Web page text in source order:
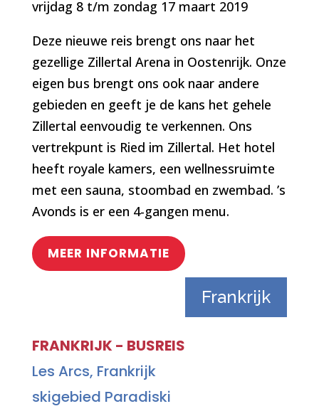
vrijdag 8 t/m zondag 17 maart 2019
Deze nieuwe reis brengt ons naar het
gezellige Zillertal Arena in Oostenrijk. Onze
eigen bus brengt ons ook naar andere
gebieden en geeft je de kans het gehele
Zillertal eenvoudig te verkennen. Ons
vertrekpunt is Ried im Zillertal. Het hotel
heeft royale kamers, een wellnessruimte
met een sauna, stoombad en zwembad. ’s
Avonds is er een 4-gangen menu.
MEER INFORMATIE
Frankrijk
FRANKRIJK - BUSREIS
Les Arcs, Frankrijk
skigebied Paradiski